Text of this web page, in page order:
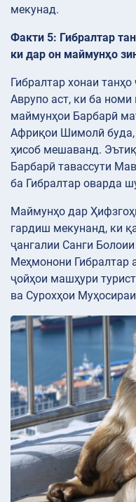
мекунад.
Факти 5: Гибралтар
ки дар он маймунҳо
Гибралтар хонаи
Аврупо аст, ки ба
маймунҳои Барбарӣ
Африқои Шимолӣ
ҳисоб мешаванд.
Барбарӣ тавассути
ба Гибралтар оварда
Маймунҳо дар
гардиш мекунанд, ки
ҷангалии Санги
Меҳмонони Гибралтар
ҷойҳои машҳури
ва Сурохҳои